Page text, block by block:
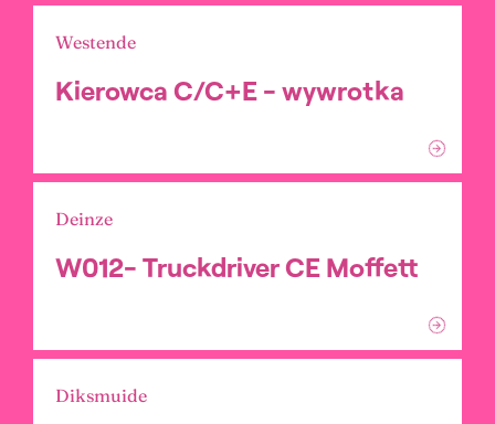
Westende
Kierowca C/C+E - wywrotka
Deinze
W012- Truckdriver CE Moffett
Diksmuide